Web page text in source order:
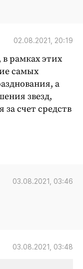
02.08.2021, 20:19
рамках этих
самых
а
звезд,
за счет средств
03.08.2021, 03:46
03.08.2021, 03:48